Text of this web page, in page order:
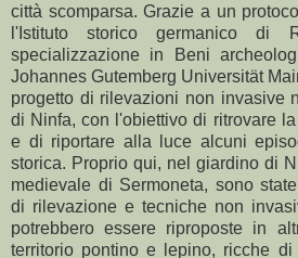
città scomparsa. Grazie a un
l'Istituto storico germanico di
specializzazione in Beni
Johannes Gutemberg Universität
progetto di rilevazioni non invasive
di Ninfa, con l'obiettivo di ritrovare
e di riportare alla luce alcuni
storica. Proprio qui, nel giardino di
medievale di Sermoneta, sono
di rilevazione e tecniche non
potrebbero essere riproposte in
territorio pontino e lepino, ricche di